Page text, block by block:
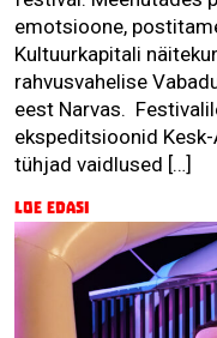
emotsioone,
Kultuurkapitali
rahvusvahelise
eest Narvas.
ekspeditsioonid
tühjad vaidlused […]
Loe edasi